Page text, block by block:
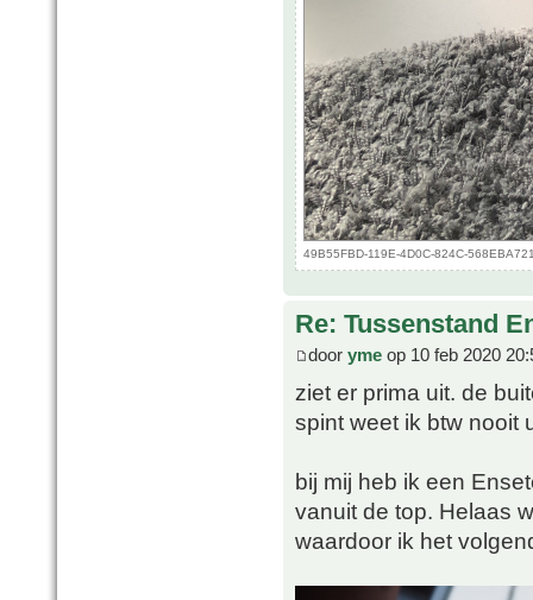
49B55FBD-119E-4D0C-824C-
Re: Tussenstand
door yme op 10 feb 2020
ziet er prima uit. de
spint weet ik btw nooit
bij mij heb ik een
vanuit de top. Helaas
waardoor ik het